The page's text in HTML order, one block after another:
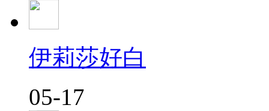
伊莉莎好白
05-17